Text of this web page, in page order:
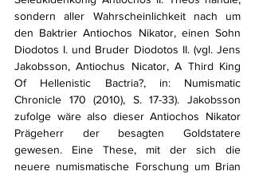
sondern aller Wahrscheinlichkeit nach um
den Baktrier Antiochos Nikator, einen Sohn
Diodotos I. und Bruder Diodotos II. (vgl. Jens
Jakobsson, Antiochus Nicator, A Third King
Of Hellenistic Bactria?, in: Numismatic
Chronicle 170 (2010), S. 17-33). Jakobsson
zufolge wäre also dieser Antiochos Nikator
Prägeherr der besagten Goldstatere
gewesen. Eine These, mit der sich die
neuere numismatische Forschung um Brian